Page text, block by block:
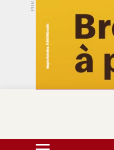
PUB.
Hoje 16ºC 28ºC